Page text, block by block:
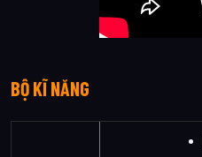
BỘ KĨ NĂNG